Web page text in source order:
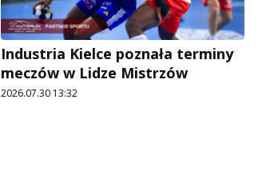
Industria Kielce poznała terminy
meczów w Lidze Mistrzów
2026.07.30 13:32